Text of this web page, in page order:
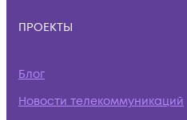
ПРОЕКТЫ
Блог
Новости телекоммуникаций